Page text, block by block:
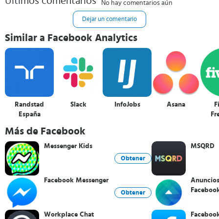
No hay comentarios aún
Dejar un comentario
Similar a Facebook Analytics
Randstad
España
Slack InfoJobs Asana
Más de Facebook
Messenger Kids
Obtener
Facebook Messenger
Obtener
Workplace Chat
MSQRD